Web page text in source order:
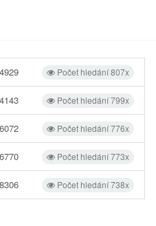
Počet hledání 807x
Počet hledání 799x
Počet hledání 776x
Počet hledání 773x
Počet hledání 738x